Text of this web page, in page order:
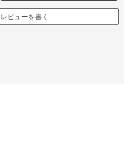
レビューを書く